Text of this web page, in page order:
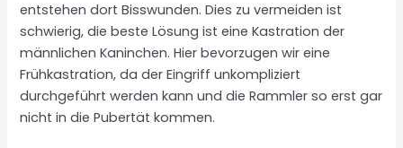
entstehen dort Bisswunden. Dies zu vermeiden ist
schwierig, die beste Lösung ist eine Kastration der
männlichen Kaninchen. Hier bevorzugen wir eine
Frühkastration, da der Eingriff unkompliziert
durchgeführt werden kann und die Rammler so erst gar
nicht in die Pubertät kommen.